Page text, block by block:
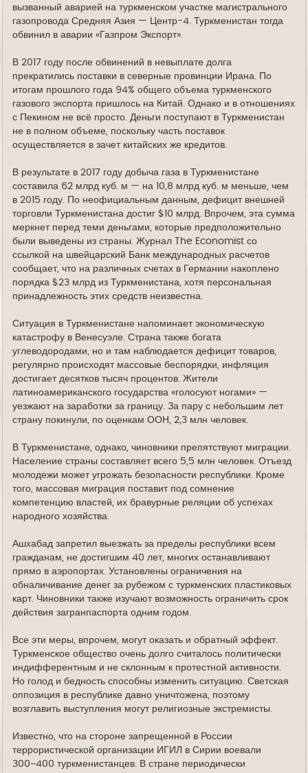
вызванный аварией на туркменском участке магистрального
газопровода Средняя Азия — Центр-4. Туркменистан тогда
обвинил в аварии «Газпром Экспорт».
В 2017 году после обвинений в невыплате долга
прекратились поставки в северные провинции Ирана. По
итогам прошлого года 94% общего объема туркменского
газового экспорта пришлось на Китай. Однако и в отношениях
с Пекином не всё просто. Деньги поступают в Туркменистан
не в полном объеме, поскольку часть поставок
осуществляется в зачет китайских же кредитов.
В результате в 2017 году добыча газа в Туркменистане
составила 62 млрд куб. м — на 10,8 млрд куб. м меньше, чем
в 2015 году. По неофициальным данным, дефицит внешней
торговли Туркменистана достиг $10 млрд. Впрочем, эта сумма
меркнет перед теми деньгами, которые предположительно
были выведены из страны. Журнал The Economist со
ссылкой на швейцарский Банк международных расчетов
сообщает, что на различных счетах в Германии накоплено
порядка $23 млрд из Туркменистана, хотя персональная
принадлежность этих средств неизвестна.
Ситуация в Туркменистане напоминает экономическую
катастрофу в Венесуэле. Страна также богата
углеводородами, но и там наблюдается дефицит товаров,
регулярно происходят массовые беспорядки, инфляция
достигает десятков тысяч процентов. Жители
латиноамериканского государства «голосуют ногами» —
уезжают на заработки за границу. За пару с небольшим лет
страну покинули, по оценкам ООН, 2,3 млн человек.
В Туркменистане, однако, чиновники препятствуют миграции.
Население страны составляет всего 5,5 млн человек. Отъезд
молодежи может угрожать безопасности республики. Кроме
того, массовая миграция поставит под сомнение
компетенцию властей, их бравурные реляции об успехах
народного хозяйства.
Ашхабад запретил выезжать за пределы республики всем
гражданам, не достигшим 40 лет, многих останавливают
прямо в аэропортах. Установлены ограничения на
обналичивание денег за рубежом с туркменских пластиковых
карт. Чиновники также изучают возможность ограничить срок
действия загранпаспорта одним годом.
Все эти меры, впрочем, могут оказать и обратный эффект.
Туркменское общество очень долго считалось политически
индифферентным и не склонным к протестной активности.
Но голод и бедность способны изменить ситуацию. Светская
оппозиция в республике давно уничтожена, поэтому
возглавить выступления могут религиозные экстремисты.
Известно, что на стороне запрещенной в России
террористической организации ИГИЛ в Сирии воевали
300−400 туркменистанцев. В стране периодически